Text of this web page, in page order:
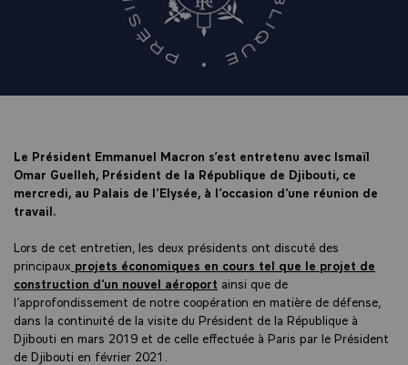
Le Président Emmanuel Macron s’est entretenu avec Ismaïl
Omar Guelleh, Président de la République de Djibouti, ce
mercredi, au Palais de l’Elysée, à l’occasion d’une réunion de
travail.
Lors de cet entretien, les deux présidents ont discuté des
principaux projets économiques en cours tel que le projet de
construction d’un nouvel aéroport ainsi que de
l’approfondissement de notre coopération en matière de défense,
dans la continuité de la visite du Président de la République à
Djibouti en mars 2019 et de celle effectuée à Paris par le Président
de Djibouti en février 2021.